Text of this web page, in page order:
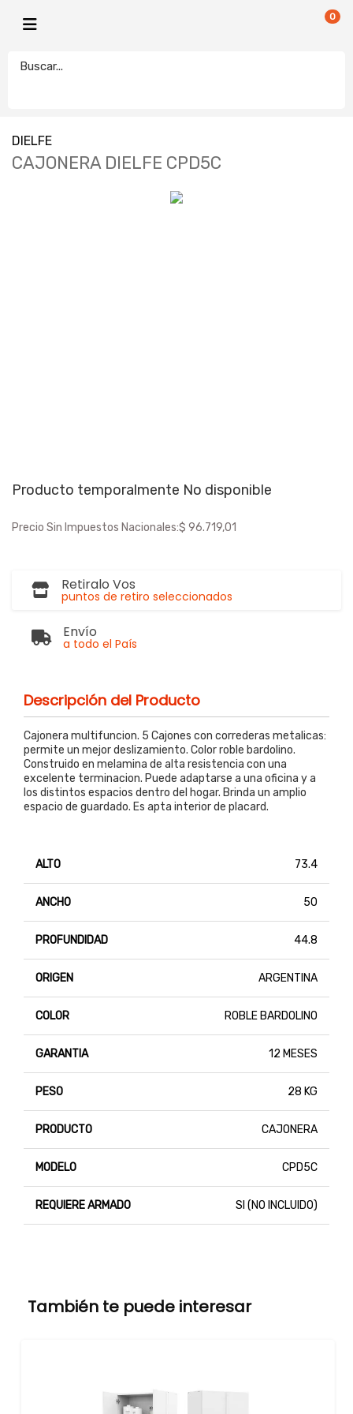
0
DIELFE
CAJONERA DIELFE CPD5C
Producto temporalmente No disponible
Precio Sin Impuestos Nacionales:$ 96.719,01
Retiralo Vos
puntos de retiro seleccionados
Envío
a todo el País
Descripción del Producto
Cajonera multifuncion. 5 Cajones con correderas metalicas:
permite un mejor deslizamiento. Color roble bardolino.
Construido en melamina de alta resistencia con una
excelente terminacion. Puede adaptarse a una oficina y a
los distintos espacios dentro del hogar. Brinda un amplio
espacio de guardado. Es apta interior de placard.
ALTO 73.4
ANCHO 50
PROFUNDIDAD 44.8
ORIGEN ARGENTINA
COLOR ROBLE BARDOLINO
GARANTIA 12 MESES
PESO 28 KG
PRODUCTO CAJONERA
MODELO CPD5C
REQUIERE ARMADO SI (NO INCLUIDO)
También te puede interesar